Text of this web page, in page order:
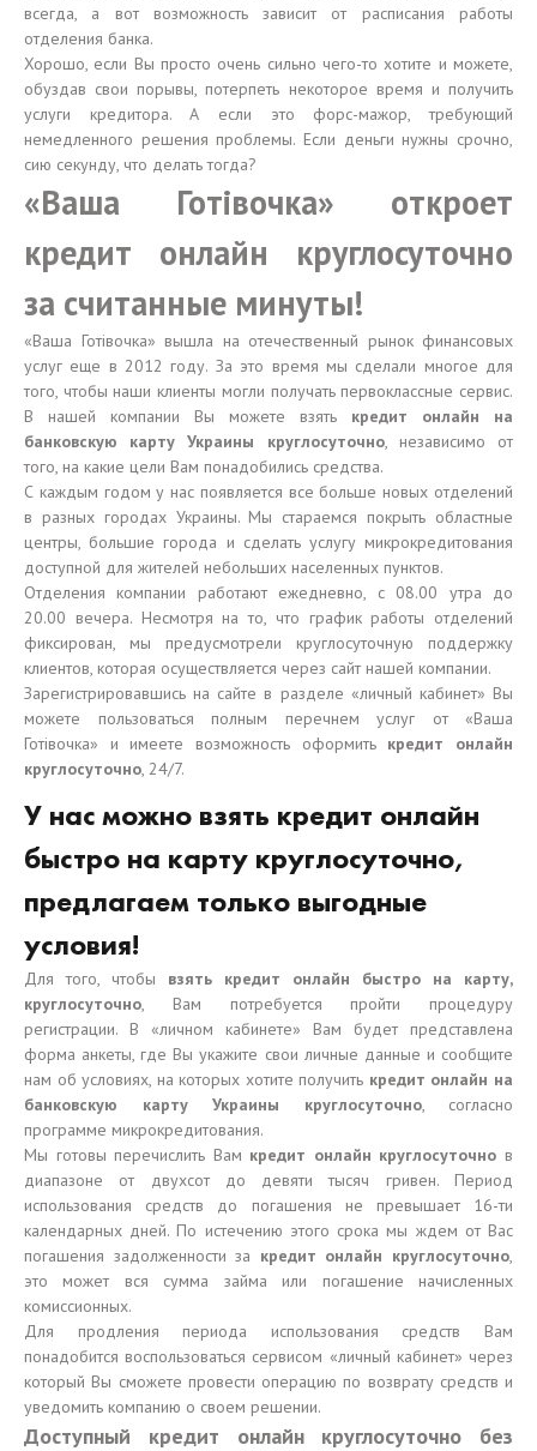
всегда, а вот возможность зависит от расписания работы
отделения банка.
Хорошо, если Вы просто очень сильно чего-то хотите и можете,
обуздав свои порывы, потерпеть некоторое время и получить
услуги кредитора. А если это форс-мажор, требующий
немедленного решения проблемы. Если деньги нужны срочно,
сию секунду, что делать тогда?
«Ваша Готівочка» откроет
кредит онлайн круглосуточно
за считанные минуты!
«Ваша Готівочка» вышла на отечественный рынок финансовых
услуг еще в 2012 году. За это время мы сделали многое для
того, чтобы наши клиенты могли получать первоклассные сервис.
В нашей компании Вы можете взять кредит онлайн на
банковскую карту Украины круглосуточно, независимо от
того, на какие цели Вам понадобились средства.
С каждым годом у нас появляется все больше новых отделений
в разных городах Украины. Мы стараемся покрыть областные
центры, большие города и сделать услугу микрокредитования
доступной для жителей небольших населенных пунктов.
Отделения компании работают ежедневно, с 08.00 утра до
20.00 вечера. Несмотря на то, что график работы отделений
фиксирован, мы предусмотрели круглосуточную поддержку
клиентов, которая осуществляется через сайт нашей компании.
Зарегистрировавшись на сайте в разделе «личный кабинет» Вы
можете пользоваться полным перечнем услуг от «Ваша
Готівочка» и имеете возможность оформить кредит онлайн
круглосуточно, 24/7.
У нас можно взять кредит онлайн
быстро на карту круглосуточно,
предлагаем только выгодные
условия!
Для того, чтобы взять
кредит онлайн быстро на карту,
круглосуточно, Вам потребуется пройти процедуру
регистрации. В «личном кабинете» Вам будет представлена
форма анкеты, где Вы укажите свои личные данные и сообщите
нам об условиях, на которых хотите получить кредит онлайн на
банковскую карту Украины круглосуточно, согласно
программе микрокредитования.
Мы готовы перечислить Вам кредит онлайн круглосуточно в
диапазоне от двухсот до девяти тысяч гривен. Период
использования средств до погашения не превышает 16-ти
календарных дней. По истечению этого срока мы ждем от Вас
погашения задолженности за кредит онлайн круглосуточно,
это может вся сумма займа или погашение начисленных
комиссионных.
Для продления периода использования средств Вам
понадобится воспользоваться сервисом «личный кабинет» через
который Вы сможете провести операцию по возврату средств и
уведомить компанию о своем решении.
Доступный кредит онлайн круглосуточно без